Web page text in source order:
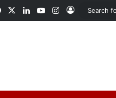
FacebookLinkedInYouTubeInstagram
Log In